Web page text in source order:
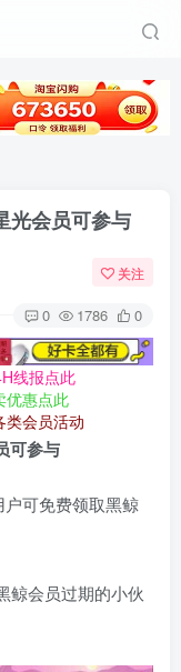
光会员可参与
关注
0 1786 0
线报点此
优惠点此
类会员活动
可参与
可免费领取黑鲸
鲸会员过期的小伙